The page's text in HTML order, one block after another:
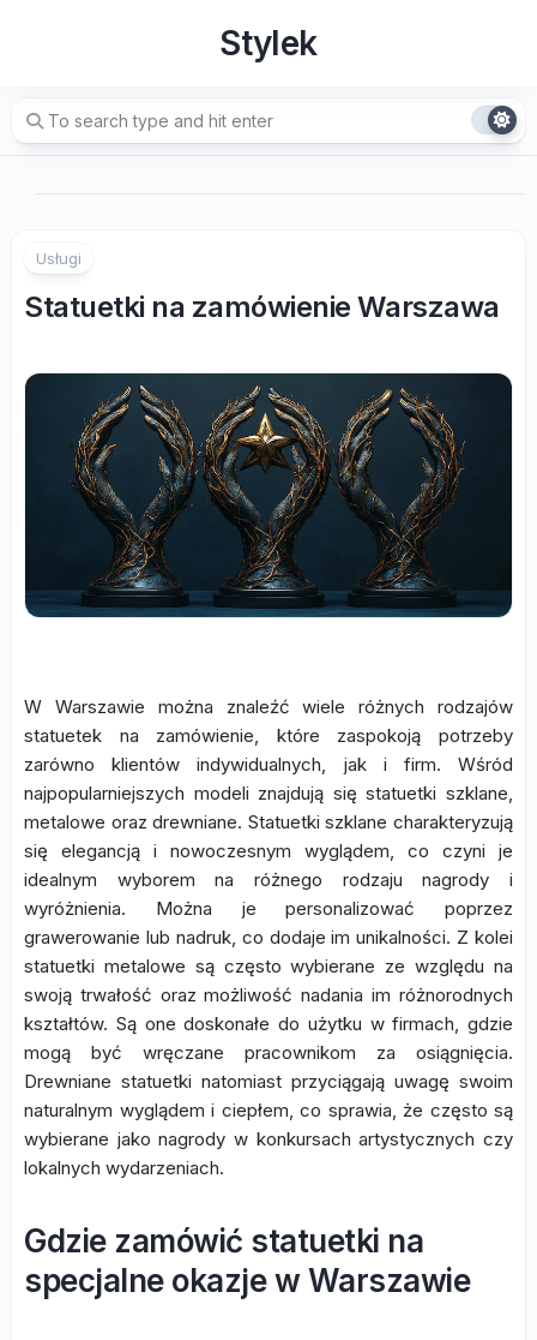
Stylek
Usługi
Statuetki na zamówienie Warszawa
W Warszawie można znaleźć wiele różnych rodzajów
statuetek na zamówienie, które zaspokoją potrzeby
zarówno klientów indywidualnych, jak i firm. Wśród
najpopularniejszych modeli znajdują się statuetki szklane,
metalowe oraz drewniane. Statuetki szklane charakteryzują
się elegancją i nowoczesnym wyglądem, co czyni je
idealnym wyborem na różnego rodzaju nagrody i
wyróżnienia. Można je personalizować poprzez
grawerowanie lub nadruk, co dodaje im unikalności. Z kolei
statuetki metalowe są często wybierane ze względu na
swoją trwałość oraz możliwość nadania im różnorodnych
kształtów. Są one doskonałe do użytku w firmach, gdzie
mogą być wręczane pracownikom za osiągnięcia.
Drewniane statuetki natomiast przyciągają uwagę swoim
naturalnym wyglądem i ciepłem, co sprawia, że często są
wybierane jako nagrody w konkursach artystycznych czy
lokalnych wydarzeniach.
Gdzie zamówić statuetki na
specjalne okazje w Warszawie